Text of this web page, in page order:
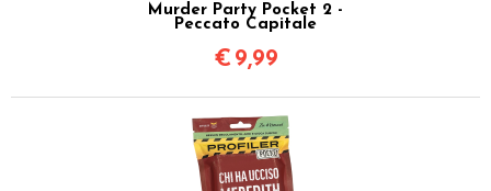
Murder Party Pocket 2 -
Peccato Capitale
€ 9,99